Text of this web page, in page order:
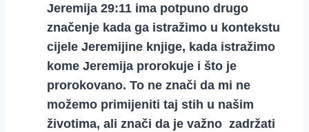
Jeremija 29:11 ima potpuno drugo
značenje kada ga istražimo u kontekstu
cijele Jeremijine knjige, kada istražimo
kome Jeremija prorokuje i što je
prorokovano. To ne znači da mi ne
možemo primijeniti taj stih u našim
životima, ali znači da je važno zadržati